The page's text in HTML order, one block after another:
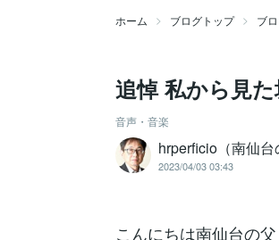
ホーム ブログトップ ブ
追悼 私から見
音声・音楽
hrperficio（南仙台
2023/04/03 03:43
こんにちは南仙台の父